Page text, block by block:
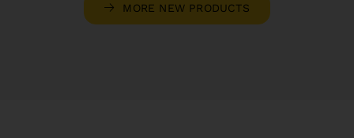
MORE NEW PRODUCTS